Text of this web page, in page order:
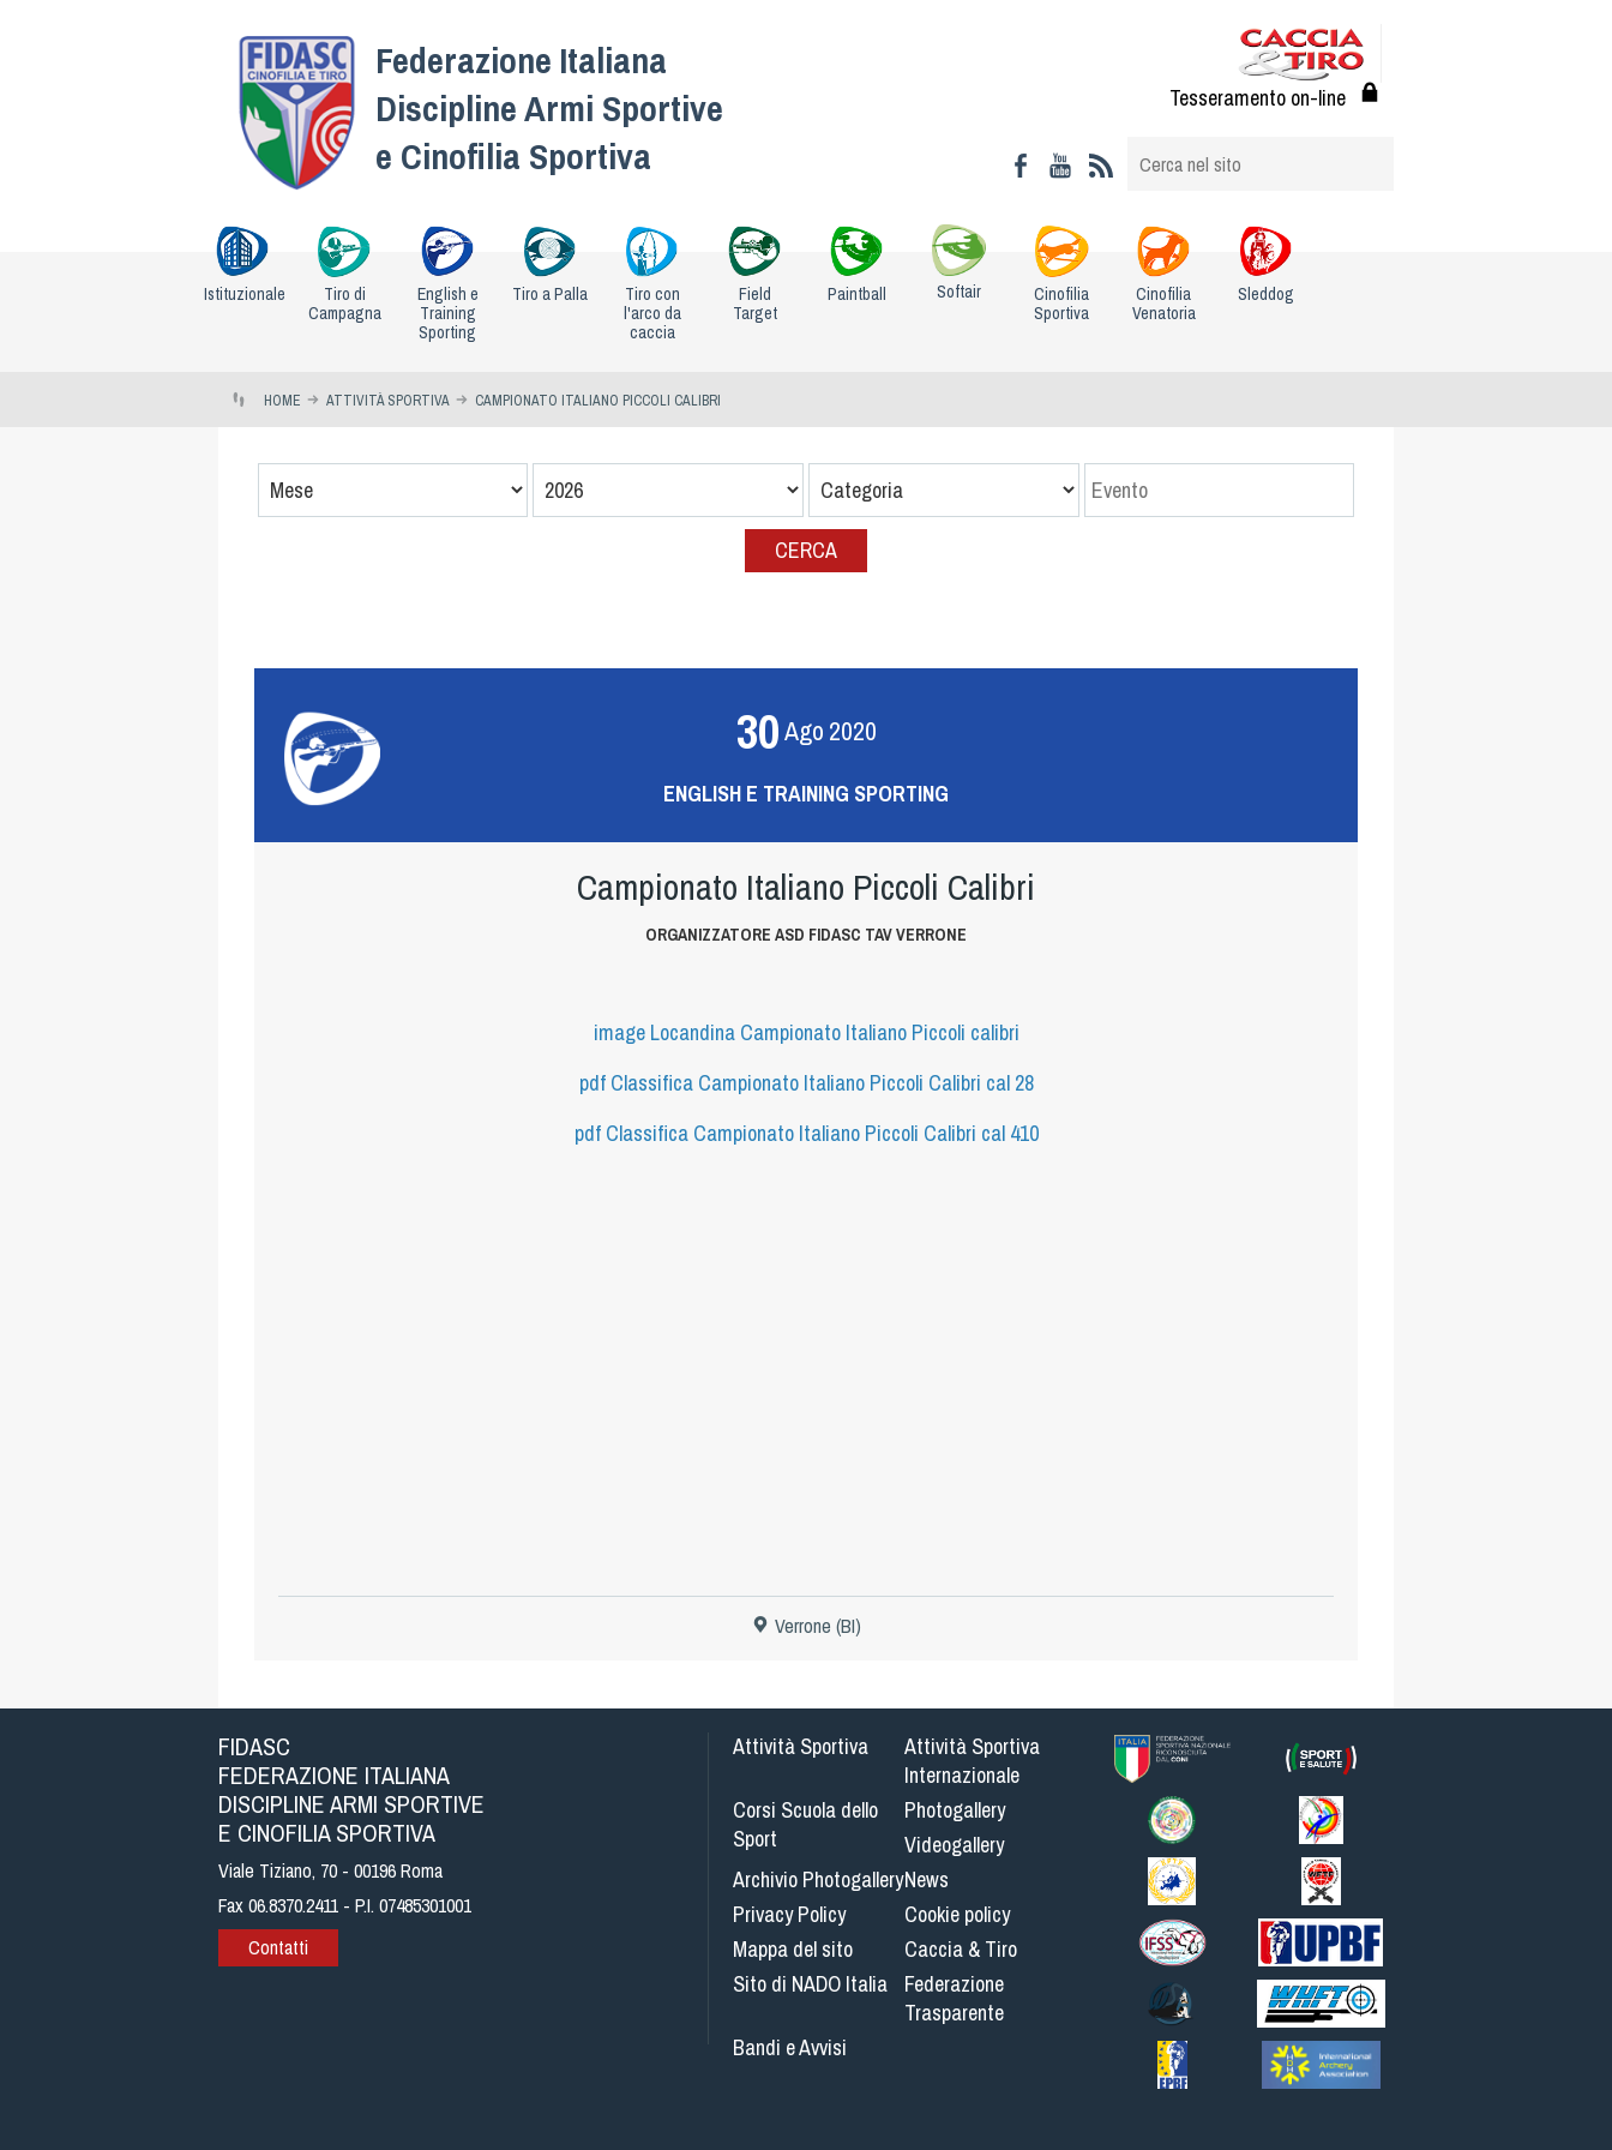
Federazione Italiana
Discipline Armi Sportive
e Cinofilia Sportiva
Tesseramento on-line
Istituzionale
Tiro di
Campagna
English e
Training
Sporting
Tiro a Palla
Tiro con
l'arco da
caccia
Field
Target
Paintball Softair
Cinofilia
Sportiva
Cinofilia
Venatoria
Sleddog
HOME ATTIVITÀ SPORTIVA CAMPIONATO ITALIANO PICCOLI CALIBRI
CERCA
30Ago 2020
ENGLISH E TRAINING SPORTING
Campionato Italiano Piccoli Calibri
ORGANIZZATORE ASD FIDASC TAV VERRONE
imageLocandina Campionato Italiano Piccoli calibri
pdfClassifica Campionato Italiano Piccoli Calibri cal 28
pdfClassifica Campionato Italiano Piccoli Calibri cal 410
Verrone (BI)
FIDASC
FEDERAZIONE ITALIANA
DISCIPLINE ARMI SPORTIVE
E CINOFILIA SPORTIVA
Viale Tiziano, 70 - 00196 Roma
Fax 06.8370.2411 - P.I. 07485301001
Contatti
Attività Sportiva
Attività Sportiva
Internazionale
Corsi Scuola dello
Sport
Photogallery
Videogallery
Archivio PhotogalleryNews
Privacy Policy
Cookie policy
Mappa del sito
Caccia & Tiro
Sito di NADO Italia Federazione
Trasparente
Bandi e Avvisi